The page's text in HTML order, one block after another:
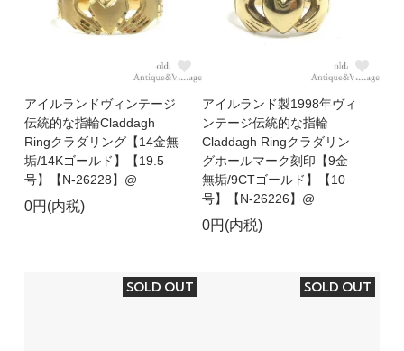
アイルランドヴィンテージ
伝統的な指輪Claddagh
Ringクラダリング【14金無
垢/14Kゴールド】【19.5
号】【N-26228】@
0円(内税)
アイルランド製1998年ヴィ
ンテージ伝統的な指輪
Claddagh Ringクラダリン
グホールマーク刻印【9金
無垢/9CTゴールド】【10
号】【N-26226】@
0円(内税)
SOLD OUT SOLD OUT